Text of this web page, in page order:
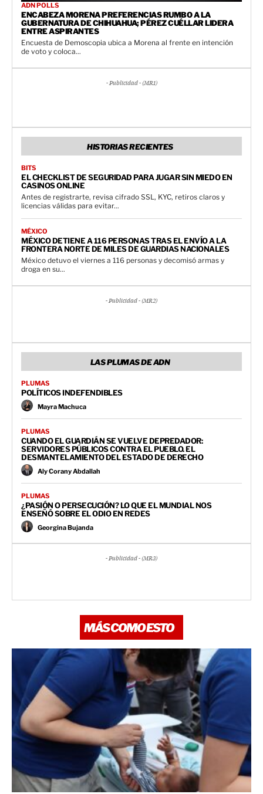
ADN POLLS
ENCABEZA MORENA PREFERENCIAS RUMBO A LA
GUBERNATURA DE CHIHUAHUA; PÉREZ CUÉLLAR LIDERA
ENTRE ASPIRANTES
Encuesta de Demoscopia ubica a Morena al frente en intención
de voto y coloca...
- Publicidad - (MR1)
HISTORIAS RECIENTES
BITS
EL CHECKLIST DE SEGURIDAD PARA JUGAR SIN MIEDO EN
CASINOS ONLINE
Antes de registrarte, revisa cifrado SSL, KYC, retiros claros y
licencias válidas para evitar...
MÉXICO
MÉXICO DETIENE A 116 PERSONAS TRAS EL ENVÍO A LA
FRONTERA NORTE DE MILES DE GUARDIAS NACIONALES
México detuvo el viernes a 116 personas y decomisó armas y
droga en su...
- Publicidad - (MR2)
LAS PLUMAS DE ADN
PLUMAS
POLÍTICOS INDEFENDIBLES
Mayra Machuca
PLUMAS
CUANDO EL GUARDIÁN SE VUELVE DEPREDADOR:
SERVIDORES PÚBLICOS CONTRA EL PUEBLO. EL
DESMANTELAMIENTO DEL ESTADO DE DERECHO
Aly Corany Abdallah
PLUMAS
¿PASIÓN O PERSECUCIÓN? LO QUE EL MUNDIAL NOS
ENSEÑÓ SOBRE EL ODIO EN REDES
Georgina Bujanda
- Publicidad - (MR3)
MÁS COMO ESTO